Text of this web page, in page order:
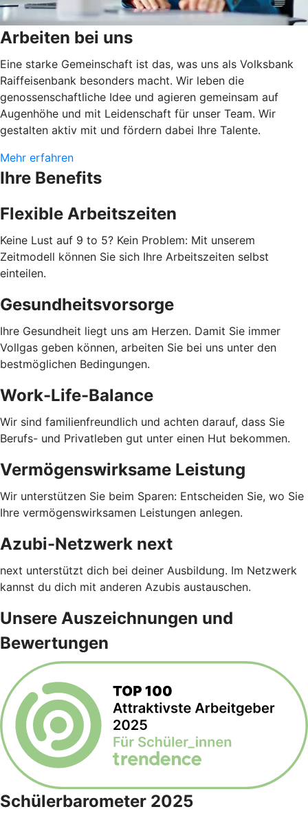
Arbeiten bei uns
Eine starke Gemeinschaft ist das, was uns als Volksbank
Raiffeisenbank besonders macht. Wir leben die
genossenschaftliche Idee und agieren gemeinsam auf
Augenhöhe und mit Leidenschaft für unser Team. Wir
gestalten aktiv mit und fördern dabei Ihre Talente.
Mehr erfahren
Ihre Benefits
Flexible Arbeitszeiten
Keine Lust auf 9 to 5? Kein Problem: Mit unserem
Zeitmodell können Sie sich Ihre Arbeitszeiten selbst
einteilen.
Gesundheitsvorsorge
Ihre Gesundheit liegt uns am Herzen. Damit Sie immer
Vollgas geben können, arbeiten Sie bei uns unter den
bestmöglichen Bedingungen.
Work-Life-Balance
Wir sind familienfreundlich und achten darauf, dass Sie
Berufs- und Privatleben gut unter einen Hut bekommen.
Vermögenswirksame Leistung
Wir unterstützen Sie beim Sparen: Entscheiden Sie, wo Sie
Ihre vermögenswirksamen Leistungen anlegen.
Azubi-Netzwerk next
next unterstützt dich bei deiner Ausbildung. Im Netzwerk
kannst du dich mit anderen Azubis austauschen.
Unsere Auszeichnungen und
Bewertungen
Schülerbarometer 2025